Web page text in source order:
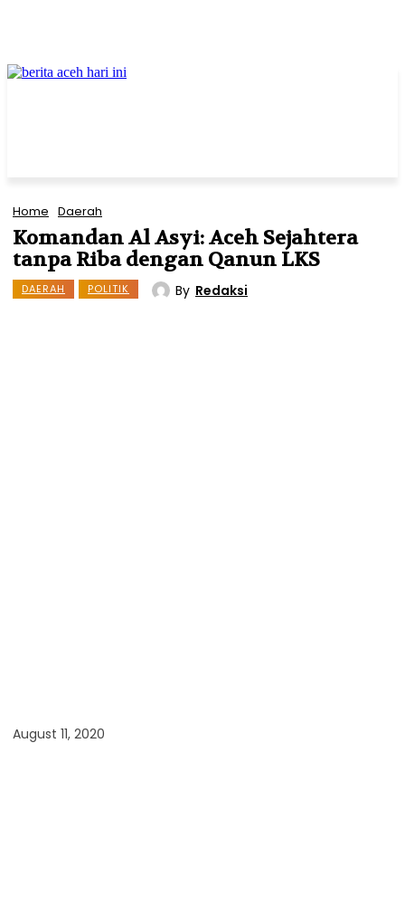
Home Daerah
Komandan Al Asyi: Aceh Sejahtera
tanpa Riba dengan Qanun LKS
DAERAH POLITIK By Redaksi
August 11, 2020